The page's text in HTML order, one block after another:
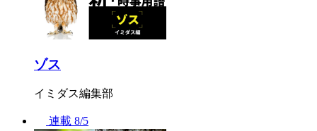
ゾス
イミダス編集部
連載 8/5